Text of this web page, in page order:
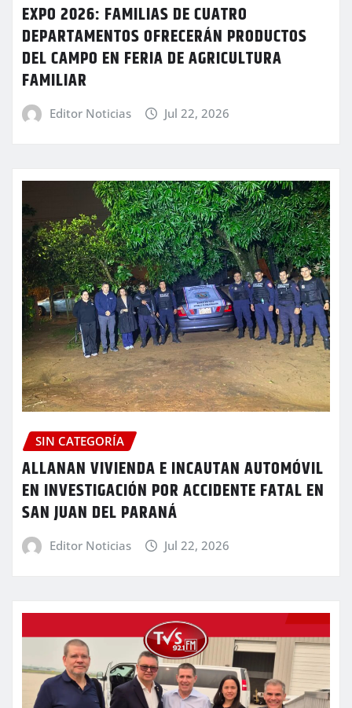
EXPO 2026: FAMILIAS DE CUATRO
DEPARTAMENTOS OFRECERÁN PRODUCTOS
DEL CAMPO EN FERIA DE AGRICULTURA
FAMILIAR
Editor Noticias Jul 22, 2026
SIN CATEGORÍA
ALLANAN VIVIENDA E INCAUTAN AUTOMÓVIL
EN INVESTIGACIÓN POR ACCIDENTE FATAL EN
SAN JUAN DEL PARANÁ
Editor Noticias Jul 22, 2026